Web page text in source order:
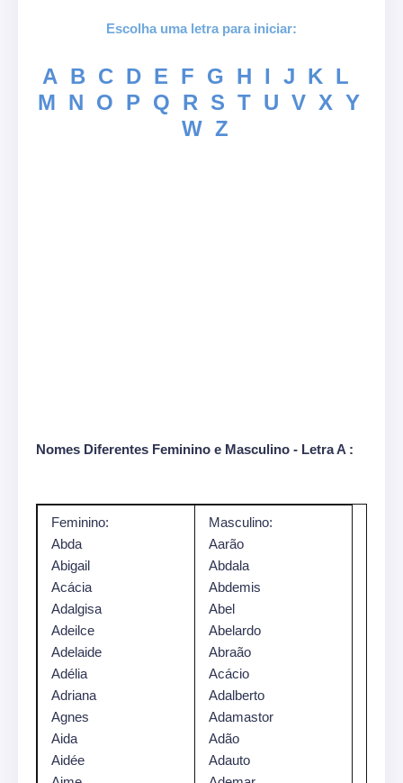
Escolha uma letra para iniciar:
A B C D E F G H I J K L
M N O P Q R S T U V X Y
W Z
Nomes Diferentes Feminino e Masculino - Letra A :
Feminino:
Abda
Abigail
Acácia
Adalgisa
Adeilce
Adelaide
Adélia
Adriana
Agnes
Aida
Aidée
Masculino:
Aarão
Abdala
Abdemis
Abel
Abelardo
Abraão
Acácio
Adalberto
Adamastor
Adão
Adauto